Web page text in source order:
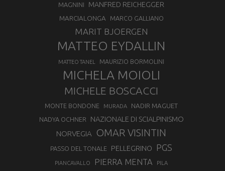
MAGNINI MANFRED REICHEGGER
MARCIALONGA MARCO GALLIANO
MARIT BJOERGEN
MATTEO EYDALLIN
MATTEO TANEL MAURIZIO BORMOLINI
MICHELA MOIOLI
MICHELE BOSCACCI
MONTE BONDONE MURADA NADIR MAGUET
NADYA OCHNER
NAZIONALE DI SCIALPINISMO
NORVEGIA
OMAR VISINTIN
PASSO DEL TONALE PELLEGRINO PGS
PIANCAVALLO PIERRA MENTA PILA